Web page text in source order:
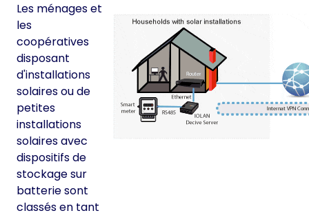
Les ménages et
les
coopératives
disposant
d'installations
solaires ou de
petites
installations
solaires avec
dispositifs de
stockage sur
batterie sont
classés en tant